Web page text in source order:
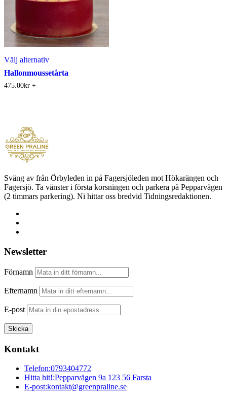
Välj alternativ
Hallonmoussetårta
475.00kr +
Sväng av från Örbyleden in på Fagersjöleden mot Hökarängen och
Fagersjö. Ta vänster i första korsningen och parkera på Pepparvägen
(2 timmars parkering). Ni hittar oss bredvid Tidningsredaktionen.
Newsletter
Förnamn
Efternamn
E-post
Kontakt
Telefon:0793404772
Hitta hit!:Pepparvägen 9a 123 56 Farsta
E-post:kontakt@greenpraline.se